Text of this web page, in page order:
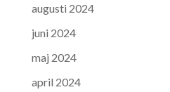
augusti 2024
juni 2024
maj 2024
april 2024